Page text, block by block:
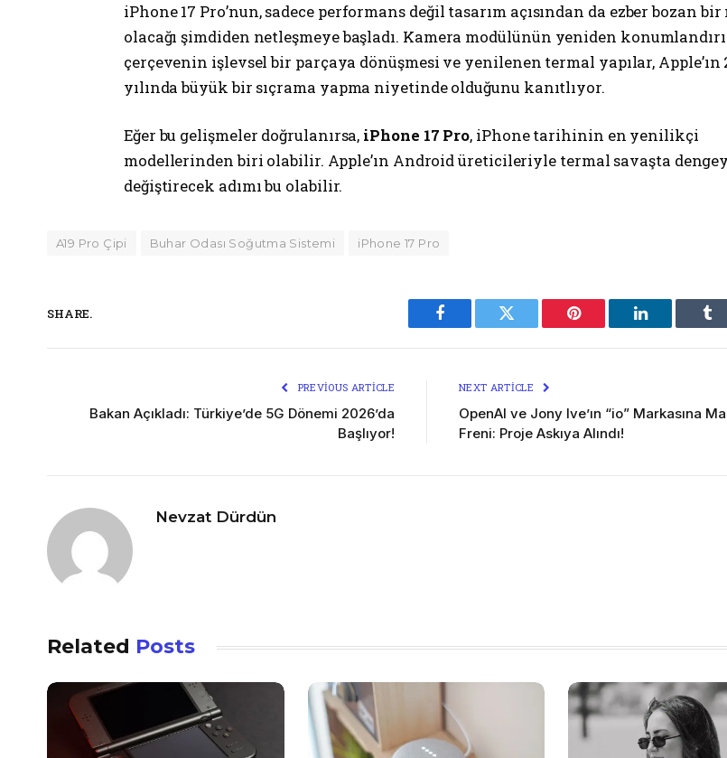
iPhone 17 Pro’nun, sadece performans değil tasarım açısından da ezber bozan bir
olacağı şimdiden netleşmeye başladı. Kamera modülünün yeniden
çerçevenin işlevsel bir parçaya dönüşmesi ve yenilenen termal yapılar, Apple’ın
yılında büyük bir sıçrama yapma niyetinde olduğunu kanıtlıyor.
Eğer bu gelişmeler doğrulanırsa, iPhone 17 Pro, iPhone tarihinin en yenilikçi
modellerinden biri olabilir. Apple’ın Android üreticileriyle termal savaşta
değiştirecek adımı bu olabilir.
A19 Pro Çipi Buhar Odası Soğutma Sistemi iPhone 17 Pro
SHARE.
Facebook Twitter Pinterest LinkedIn
PREVIOUS ARTICLE
Bakan Açıkladı: Türkiye’de 5G Dönemi 2026’da
Başlıyor!
NEXT ARTICLE
OpenAI ve Jony Ive’ın “io” Markasına
Freni: Proje Askıya Alındı!
Nevzat Dürdün
Related Posts